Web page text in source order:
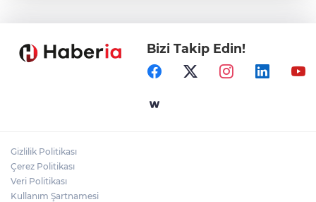
mahkemeye taşındı
Mersin'de 4 merkez ilçeye güçlü yağmur
suyu yatırımı
Türk Kayak Merkezleri Birliği'nin 3'üncü
Bizi Takip Edin!
Gizlilik Politikası
Çerez Politikası
Veri Politikası
Kullanım Şartnamesi